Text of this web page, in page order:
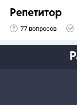
Репетитор
77 вопросов